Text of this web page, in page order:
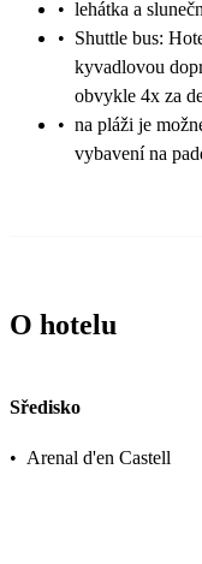
• lehátka a
• Shuttle bus:
kyvadlovou
obvykle 4x za
• na pláži je
vybavení na
O hotelu
Sředisko
• Arenal d'en Castell